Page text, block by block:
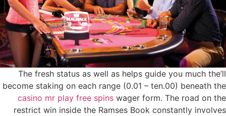
The fresh status as well as helps guide you much the’ll
become staking on each range (0.01 – ten.00) beneath the
casino mr play free spins wager form. The road on the
restrict win inside the Ramses Book constantly involves